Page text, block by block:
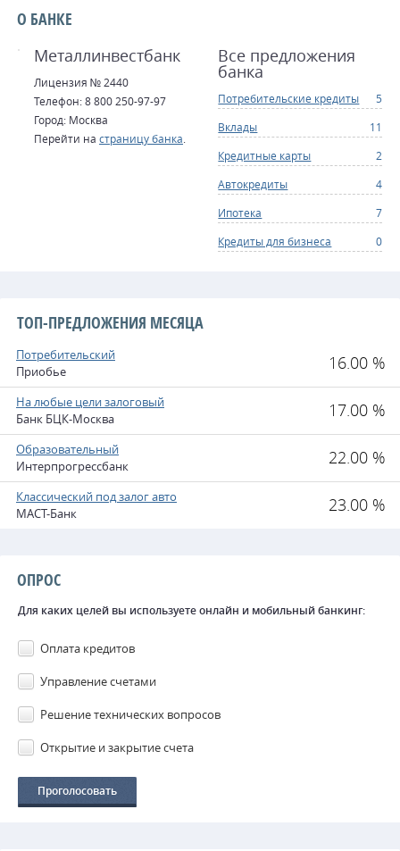
О БАНКЕ
Металлинвестбанк
Лицензия № 2440
Телефон: 8 800 250-97-97
Город: Москва
Перейти на страницу банка
Все предложения
банка
Потребительские кредиты
5
Вклады
11
Кредитные карты
2
Автокредиты
4
Ипотека
7
Кредиты для бизнеса
0
ТОП-ПРЕДЛОЖЕНИЯ МЕСЯЦА
Потребительский
Приобье
16.00 %
На любые цели залоговый
Банк БЦК-Москва
17.00 %
Образовательный
Интерпрогрессбанк
22.00 %
Классический под залог авто
МАСТ-Банк
23.00 %
ОПРОС
Для каких целей вы используете онлайн и мобильный банкинг:
Оплата кредитов
Управление счетами
Решение технических вопросов
Открытие и закрытие счета